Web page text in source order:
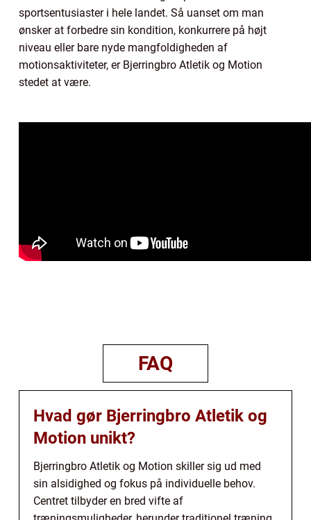
sportsentusiaster i hele landet. Så uanset om man
ønsker at forbedre sin kondition, konkurrere på højt
niveau eller bare nyde mangfoldigheden af
motionsaktiviteter, er Bjerringbro Atletik og Motion
stedet at være.
FAQ
Hvad gør Bjerringbro Atletik og
Motion unikt?
Bjerringbro Atletik og Motion skiller sig ud med
sin alsidighed og fokus på individuelle behov.
Centret tilbyder en bred vifte af